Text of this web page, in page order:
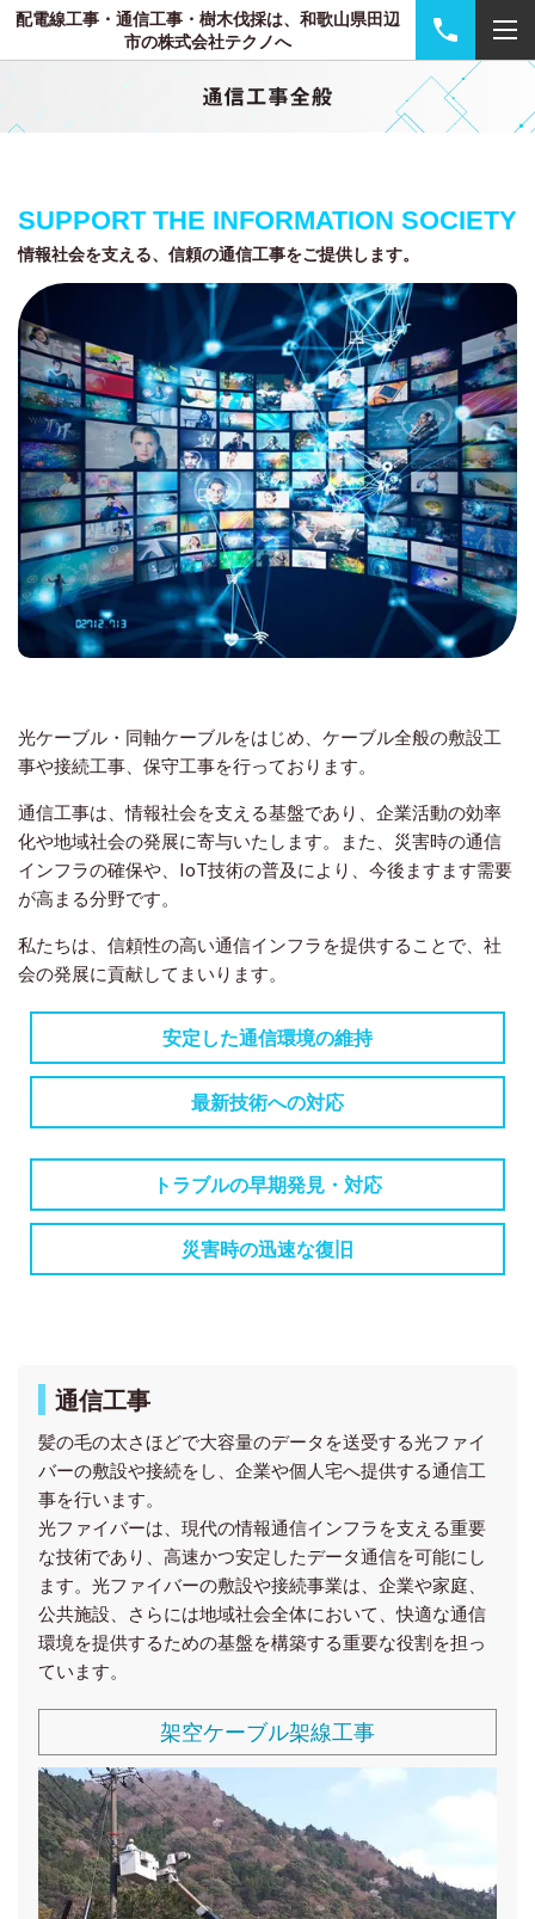
配電線工事・通信工事・樹木伐採は、和歌山県田辺
市の株式会社テクノへ
SUPPORT THE INFORMATION SOCIETY
情報社会を支える、信頼の通信工事をご提供します。
光ケーブル・同軸ケーブルをはじめ、ケーブル全般の敷設工
事や接続工事、保守工事を行っております。
通信工事は、情報社会を支える基盤であり、企業活動の効率
化や地域社会の発展に寄与いたします。また、災害時の通信
インフラの確保や、IoT技術の普及により、今後ますます需要
が高まる分野です。
私たちは、信頼性の高い通信インフラを提供することで、社
会の発展に貢献してまいります。
安定した通信環境の維持
最新技術への対応
トラブルの早期発見・対応
災害時の迅速な復旧
通信工事
髪の毛の太さほどで大容量のデータを送受する光ファイ
バーの敷設や接続をし、企業や個人宅へ提供する通信工
事を行います。
光ファイバーは、現代の情報通信インフラを支える重要
な技術であり、高速かつ安定したデータ通信を可能にし
ます。光ファイバーの敷設や接続事業は、企業や家庭、
公共施設、さらには地域社会全体において、快適な通信
環境を提供するための基盤を構築する重要な役割を担っ
ています。
架空ケーブル架線工事